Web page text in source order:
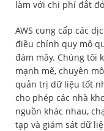
làm với chi phí đắt
AWS cung cấp các
điều chỉnh quy mô
đám mây. Chúng tôi
mạnh mẽ, chuyên
quản trị dữ liệu tốt
cho phép các nhà
nguồn khác nhau,
tạp và giám sát dữ